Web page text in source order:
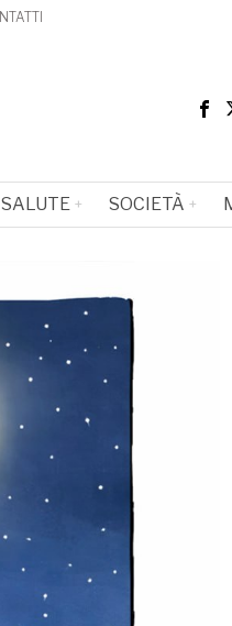
SALUTE SOCIETÀ